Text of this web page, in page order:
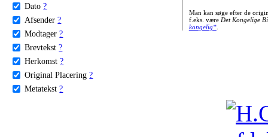
Dato ?
Afsender ?
Modtager ?
Brevtekst ?
Herkomst ?
Original Placering ?
Metatekst ?
Man kan søge efter de
f.eks. være Det Kongelige
kongelig*.